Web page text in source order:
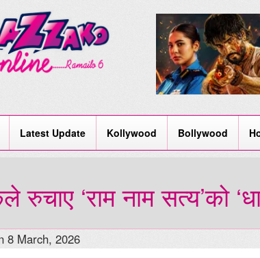
Latest Update Kollywood Bollywood
रुचाए ‘राम नाम सत्य’को
8 March, 2026